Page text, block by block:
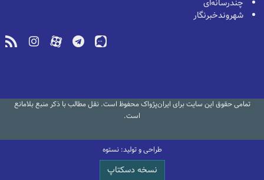
چندرسانه‌ای
شهروندخبرنگار
تمامی حقوق این سایت برای ایران‌پژواک محفوظ است. نقل مطالب با ذکر منبع بلامانع
است.
طراحی و تولید: نستوه
نسخه دسکتاپ